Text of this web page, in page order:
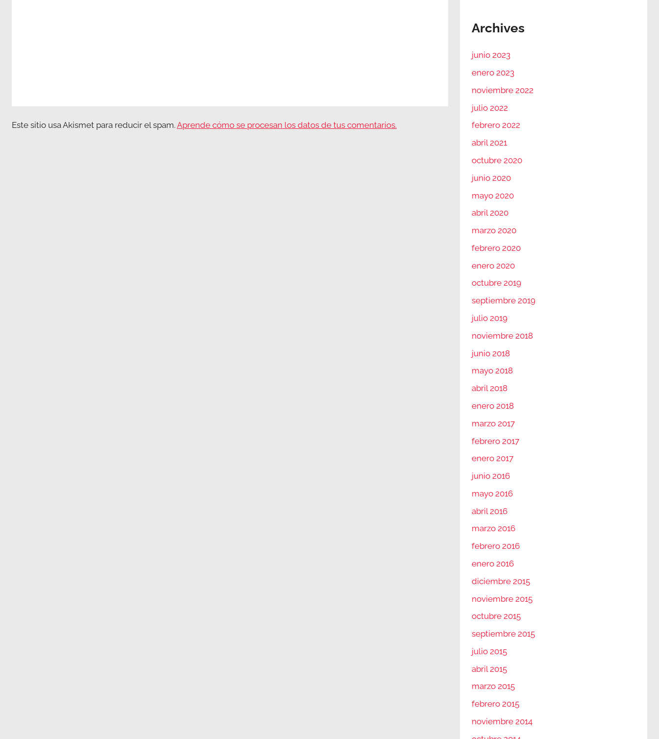
Este sitio usa Akismet para reducir el spam. Aprende cómo se procesan los datos de tus comentarios.
Archives
junio 2023
enero 2023
noviembre 2022
julio 2022
febrero 2022
abril 2021
octubre 2020
junio 2020
mayo 2020
abril 2020
marzo 2020
febrero 2020
enero 2020
octubre 2019
septiembre 2019
julio 2019
noviembre 2018
junio 2018
mayo 2018
abril 2018
enero 2018
marzo 2017
febrero 2017
enero 2017
junio 2016
mayo 2016
abril 2016
marzo 2016
febrero 2016
enero 2016
diciembre 2015
noviembre 2015
octubre 2015
septiembre 2015
julio 2015
abril 2015
marzo 2015
febrero 2015
noviembre 2014